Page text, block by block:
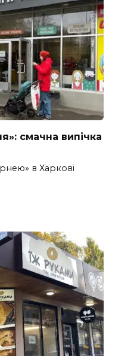
смачна випічка
в Харкові